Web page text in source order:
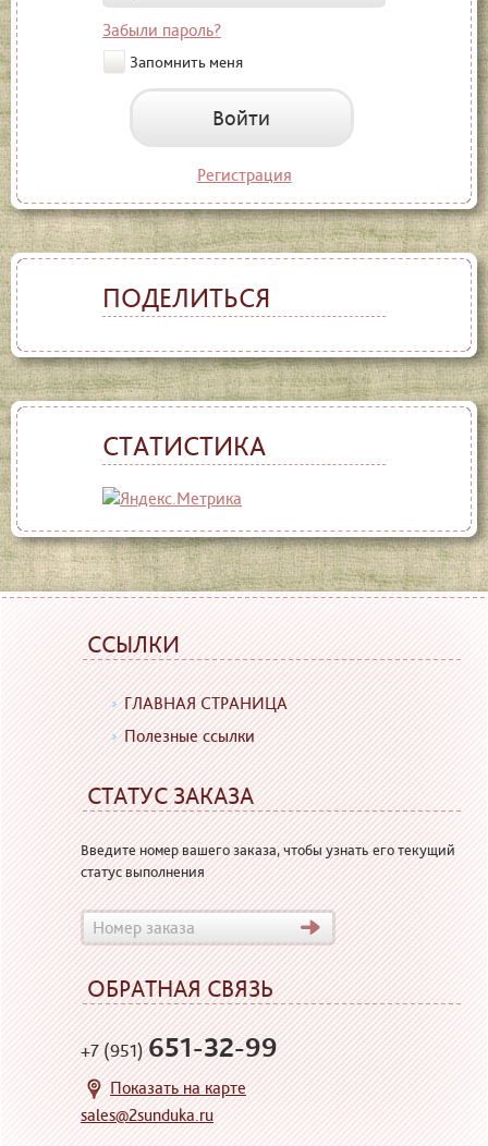
Забыли пароль?
Запомнить меня
Войти
Регистрация
ПОДЕЛИТЬСЯ
СТАТИСТИКА
ССЫЛКИ
ГЛАВНАЯ СТРАНИЦА
Полезные ссылки
СТАТУС ЗАКАЗА
Введите номер вашего заказа, чтобы узнать его текущий
статус выполнения
ОБРАТНАЯ СВЯЗЬ
+7 (951)651-32-99
Показать на карте
sales@2sunduka.ru